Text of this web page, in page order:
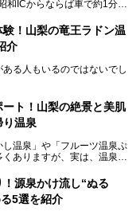
べきでしょう。
「かくし湯大岩風呂」をは
を中心に「古湯坊 源泉
ICからならば車で約1分の
宿泊可能です。
の”でしょう。自家源泉を
サッパリ爽快。日帰り入浴
ァンがこの温泉を求めて
的ですが、ここは本物の極上
クオリティです。
通が口を揃えて絶賛する神
す！
！山梨の竜王ラドン温
介
る人もいるのではないでし
験が日帰りでできる温浴施設
PR】
PRレポート記事です。
ート！山梨の絶景と美肌
温泉
温泉」や「フルーツ温泉ぷ
ありますが、実は、温泉マ
泉」も、そのひとつ。温泉
かしたグルメも堪能できま
！源泉かけ流し“ぬる
5選を紹介